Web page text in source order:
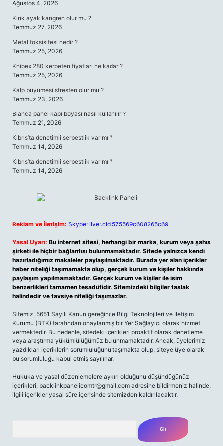
Ağustos 4, 2026
Kırık ayak kangren olur mu ?
Temmuz 27, 2026
Metal toksisitesi nedir ?
Temmuz 25, 2026
Knipex 280 kerpeten fiyatları ne kadar ?
Temmuz 25, 2026
Kalp büyümesi stresten olur mu ?
Temmuz 23, 2026
Bianca panel kapı boyası nasıl kullanılır ?
Temmuz 21, 2026
Kıbrıs’ta denetimli serbestlik var mı ?
Temmuz 14, 2026
Kıbrıs’ta denetimli serbestlik var mı ?
Temmuz 14, 2026
Reklam ve İletişim: Skype: live:.cid.575569c608265c69
Yasal Uyarı: Bu internet sitesi, herhangi bir marka, kurum veya şahıs
şirketi ile hiçbir bağlantısı bulunmamaktadır. Sitede yalnızca kendi
hazırladığımız makaleler paylaşılmaktadır. Burada yer alan içerikler
haber niteliği taşımamakta olup, gerçek kurum ve kişiler hakkında
paylaşım yapılmamaktadır. Gerçek kurum ve kişiler ile isim
benzerlikleri tamamen tesadüfidir. Sitemizdeki bilgiler taslak
halindedir ve tavsiye niteliği taşımazlar.
Sitemiz, 5651 Sayılı Kanun gereğince Bilgi Teknolojileri ve İletişim
Kurumu (BTK) tarafından onaylanmış bir Yer Sağlayıcı olarak hizmet
vermektedir. Bu nedenle, sitedeki içerikleri proaktif olarak denetleme
veya araştırma yükümlülüğümüz bulunmamaktadır. Ancak, üyelerimiz
yazdıkları içeriklerin sorumluluğunu taşımakta olup, siteye üye olarak
bu sorumluluğu kabul etmiş sayılırlar.
Hukuka ve yasal düzenlemelere aykırı olduğunu düşündüğünüz
içerikleri, backlinkpanelicomtr@gmail.com adresine bildirmeniz halinde,
ilgili içerikler yasal süre içerisinde sitemizden kaldırılacaktır.